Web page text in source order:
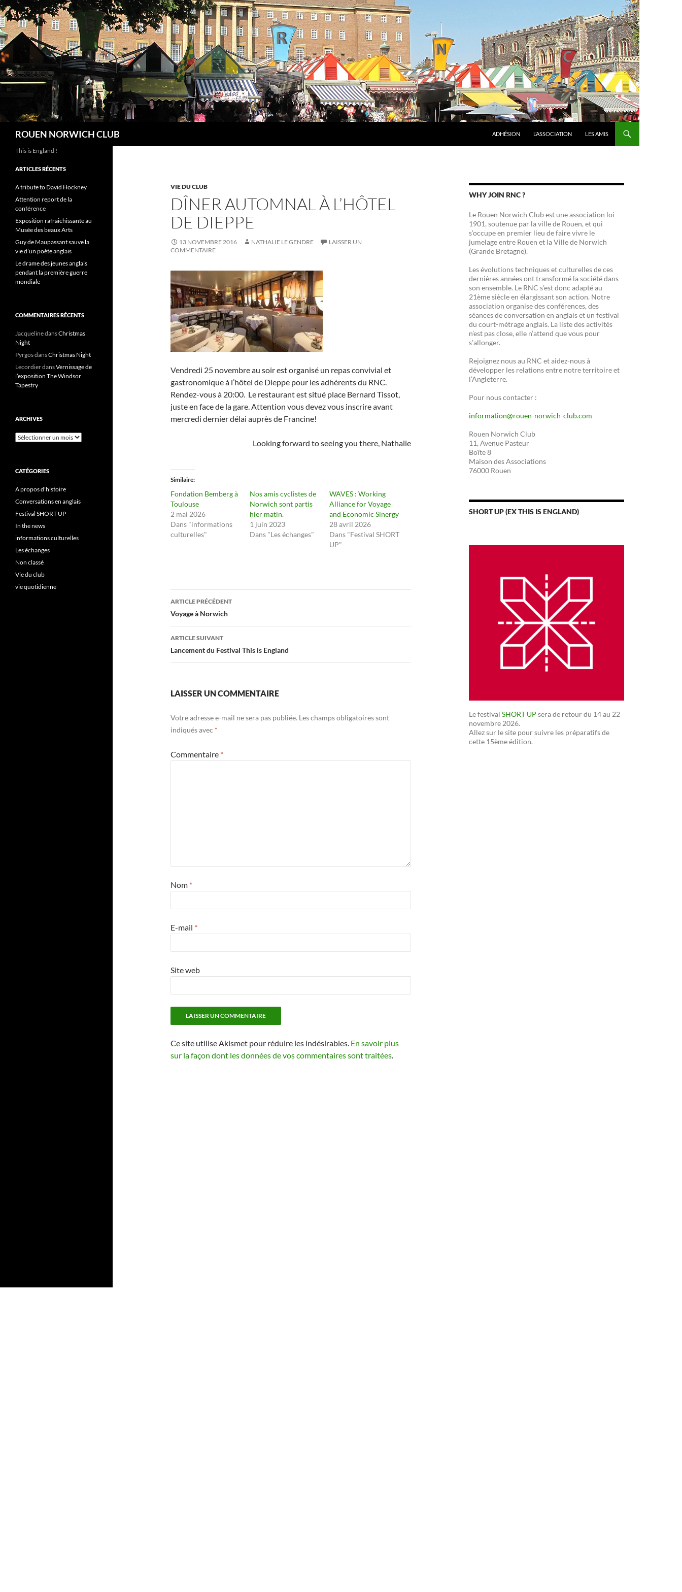
Aller
au
contenu
ROUEN NORWICH CLUB ADHÉSION L’ASSOCIATION LES AMIS
VIE DU CLUB
DÎNER AUTOMNAL À L’HÔTEL
DE DIEPPE
13 NOVEMBRE 2016 NATHALIE LE GENDRE
LAISSER UN
COMMENTAIRE
Vendredi 25 novembre au soir est organisé un repas convivial et
gastronomique à l’hôtel de Dieppe pour les adhérents du RNC.
Rendez-vous à 20:00. Le restaurant est situé place Bernard Tissot,
juste en face de la gare. Attention vous devez vous inscrire avant
mercredi dernier délai auprès de Francine!
Looking forward to seeing you there, Nathalie
Similaire
Fondation Bemberg à
Toulouse
2 mai 2026
Dans "informations
culturelles"
Nos amis cyclistes de
Norwich sont partis
hier matin.
1 juin 2023
Dans "Les échanges"
WAVES : Working
Alliance for Voyage
and Economic Sinergy
28 avril 2026
Dans "Festival SHORT
UP"
Navigation
des
articles
ARTICLE PRÉCÉDENT
Voyage à Norwich
ARTICLE SUIVANT
Lancement du Festival This is England
LAISSER UN COMMENTAIRE
Votre adresse e-mail ne sera pas publiée. Les champs obligatoires sont
indiqués avec *
Commentaire *
Nom *
E-mail *
Site web
Ce site utilise Akismet pour réduire les indésirables. En savoir plus
sur la façon dont les données de vos commentaires sont traitées.
WHY JOIN RNC ?
Le Rouen Norwich Club est une association loi
1901, soutenue par la ville de Rouen, et qui
s’occupe en premier lieu de faire vivre le
jumelage entre Rouen et la Ville de Norwich
(Grande Bretagne).
Les évolutions techniques et culturelles de ces
dernières années ont transformé la société dans
son ensemble. Le RNC s’est donc adapté au
21ème siècle en élargissant son action. Notre
association organise des conférences, des
séances de conversation en anglais et un festival
du court-métrage anglais. La liste des activités
n’est pas close, elle n’attend que vous pour
s’allonger.
Rejoignez nous au RNC et aidez-nous à
développer les relations entre notre territoire et
l’Angleterre.
Pour nous contacter :
information@rouen-norwich-club.com
Rouen Norwich Club
11, Avenue Pasteur
Boîte 8
Maison des Associations
76000 Rouen
SHORT UP (EX THIS IS ENGLAND)
Le festival SHORT UP sera de retour du 14 au 22
novembre 2026.
Allez sur le site pour suivre les préparatifs de
cette 15ème édition.
This is England !
ARTICLES RÉCENTS
A tribute to David Hockney
Attention report de la
conférence
Exposition rafraichissante au
Musée des beaux Arts
Guy de Maupassant sauve la
vie d’un poète anglais
Le drame des jeunes anglais
pendant la première guerre
mondiale
COMMENTAIRES RÉCENTS
JacquelinedansChristmas
Night
PyrgosdansChristmas Night
LecordierdansVernissage de
l’exposition The Windsor
Tapestry
ARCHIVES
Archives
CATÉGORIES
A propos d'histoire
Conversations en anglais
Festival SHORT UP
In the news
informations culturelles
Les échanges
Non classé
Vie du club
vie quotidienne